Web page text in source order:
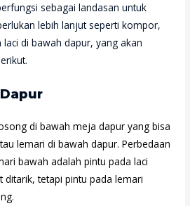
sebagai landasan untuk
lebih lanjut seperti kompor,
di bawah dapur, yang akan
di bawah meja dapur yang bisa
lemari di bawah dapur. Perbedaan
bawah adalah pintu pada laci
ditarik, tetapi pintu pada lemari